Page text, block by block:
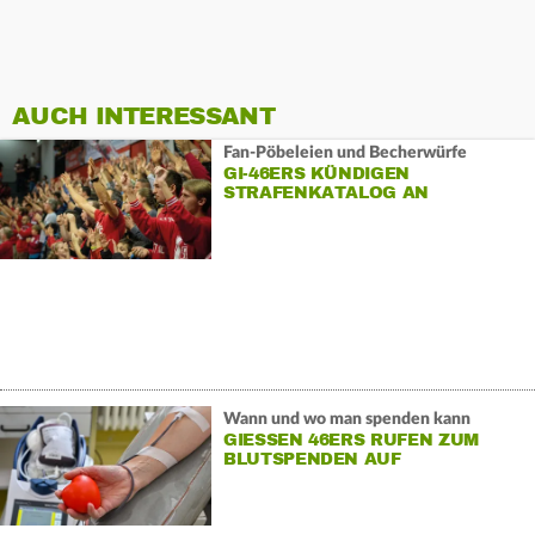
AUCH INTERESSANT
Fan-Pöbeleien und Becherwürfe
GI-46ERS KÜNDIGEN
STRAFENKATALOG AN
Wann und wo man spenden kann
GIESSEN 46ERS RUFEN ZUM
BLUTSPENDEN AUF